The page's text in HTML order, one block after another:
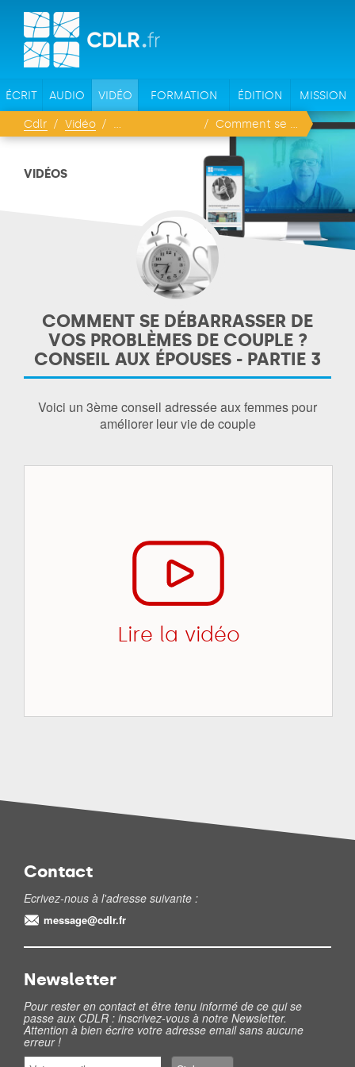
ÉCRIT AUDIO VIDÉO FORMATION ÉDITION MISSION
Cdlr Vidéo Comment se débarrasser de vos problèmes de couple ? Conseil aux épouses - partie 3
VIDÉOS
COMMENT SE DÉBARRASSER DE
VOS PROBLÈMES DE COUPLE ?
CONSEIL AUX ÉPOUSES - PARTIE 3
Voici un 3ème conseil adressée aux femmes pour
améliorer leur vie de couple
Lire la vidéo
Contact
Ecrivez-nous à l'adresse suivante :
message@cdlr.fr
Newsletter
Pour rester en contact et être tenu informé de ce qui se
passe aux CDLR : inscrivez-vous à notre Newsletter.
Attention à bien écrire votre adresse email sans aucune
erreur !